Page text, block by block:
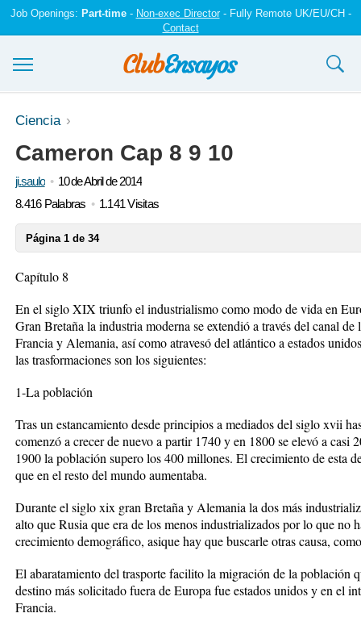
Job Openings: Part-time- Non-exec Director- Fully Remote UK/EU/CH -
Contact
Ensayos y trabajos
Registrarse
Iniciar sesión
Ciencia
Cameron Cap 8 9 10
ji.saulo
10 de Abril de 2014
8.416 Palabras
1.141 Visitas
Página 1 de 34
Capítulo 8
En el siglo XIX triunfo el industrialismo como modo de vida en
Gran Bretaña la industria moderna se extendió a través del canal
Francia y Alemania, así como atravesó del atlántico a estados
las trasformaciones son los siguientes:
1-La población
Tras un estancamiento desde principios a mediados del siglo xvii
comenzó a crecer de nuevo a partir 1740 y en 1800 se elevó a
1900 la población supero los 400 millones. El crecimiento de esta
que en el resto del mundo aumentaba.
Durante el siglo xix gran Bretaña y Alemania la dos más
alto que Rusia que era de los menos industrializados por lo que no
crecimiento demográfico, asique hay que buscarle otras causa,
El abaratamiento del trasporte facilito la migración de la población
destino más solicitado fuera de Europa fue estados unidos y en el
Francia.